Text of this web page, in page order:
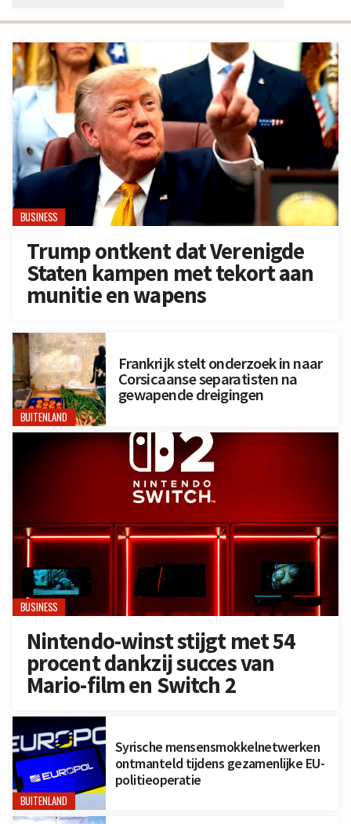
BUSINESS
Trump ontkent dat Verenigde
Staten kampen met tekort aan
munitie en wapens
BUITENLAND
Frankrijk stelt onderzoek in naar
Corsicaanse separatisten na
gewapende dreigingen
BUSINESS
Nintendo-winst stijgt met 54
procent dankzij succes van
Mario-film en Switch 2
BUITENLAND
Syrische mensensmokkelnetwerken
ontmanteld tijdens gezamenlijke EU-
politieoperatie